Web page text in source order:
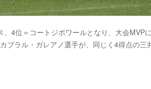
4位＝コートジボワールとなり、大会MVP
ブラル・ガレアノ選手が、同じく4得点の三